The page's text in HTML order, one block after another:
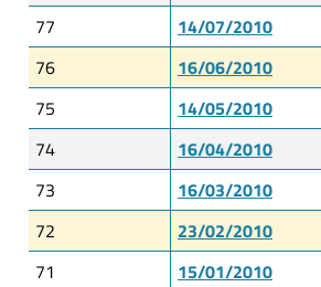
77
14/07/2010
76
16/06/2010
75
14/05/2010
74
16/04/2010
73
16/03/2010
72
23/02/2010
71
15/01/2010